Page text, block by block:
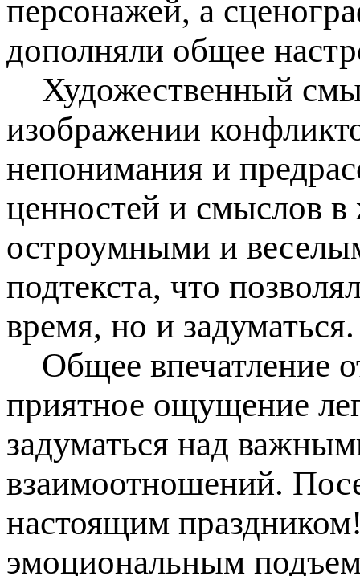
персонажей, а
дополняли общее
Художественный
изображении
непонимания и
ценностей и смыслов
остроумными и
подтекста, что
время, но и задуматься.
Общее впечатление
приятное ощущение
задуматься над
взаимоотношений.
настоящим
эмоциональным